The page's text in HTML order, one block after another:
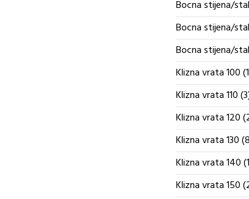
Bocna stijena/
Bocna stijena/
Bocna stijena/
Klizna vrata 100
Klizna vrata 110 3
Klizna vrata 120
Klizna vrata 130 8
Klizna vrata 140
Klizna vrata 150